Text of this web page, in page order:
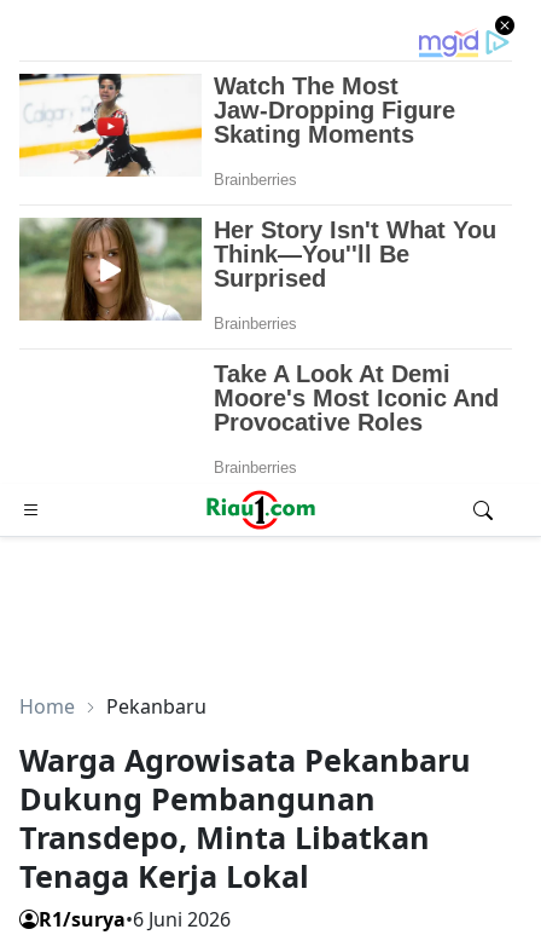
Advertisement
Home Pekanbaru
Warga Agrowisata Pekanbaru
Dukung Pembangunan
Transdepo, Minta Libatkan
Tenaga Kerja Lokal
R1/surya•6 Juni 2026